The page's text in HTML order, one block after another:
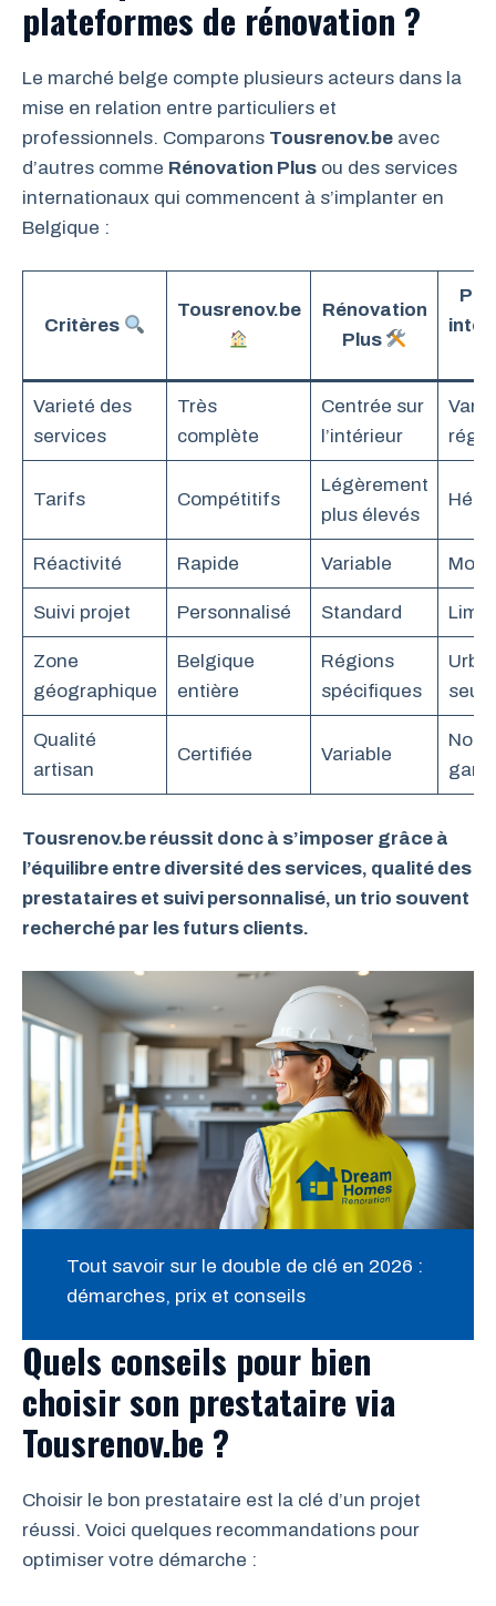
plateformes de rénovation ?
Le marché belge compte plusieurs acteurs dans la
mise en relation entre particuliers et
professionnels. Comparons Tousrenov.be avec
d’autres comme Rénovation Plus ou des services
internationaux qui commencent à s’implanter en
Belgique :
Critères
Tousrenov.be
Rénovation
Plus
Varieté des
services
Très
complète
Centrée sur
l’intérieur
Tarifs Compétitifs
Légèrement
plus élevés
Réactivité Rapide Variable
Suivi projet Personnalisé Standard
Zone
géographique
Belgique
entière
Régions
spécifiques
Qualité
artisan
Certifiée Variable
Non
Tousrenov.be réussit donc à s’imposer grâce à
l’équilibre entre diversité des services, qualité des
prestataires et suivi personnalisé, un trio souvent
recherché par les futurs clients.
Tout savoir sur le double de clé en 2026 :
démarches, prix et conseils
Quels conseils pour bien
choisir son prestataire via
Tousrenov.be ?
Choisir le bon prestataire est la clé d’un projet
réussi. Voici quelques recommandations pour
optimiser votre démarche :